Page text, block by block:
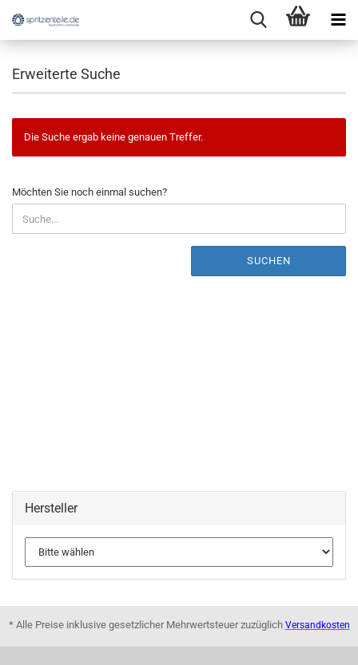
Erweiterte Suche
Die Suche ergab keine genauen Treffer.
MÖCHTEN
SIE
NOCH
EINMAL
Möchten Sie noch einmal suchen?
SUCHEN
Hersteller
* Alle Preise inklusive gesetzlicher Mehrwertsteuer zuzüglich Versandkosten